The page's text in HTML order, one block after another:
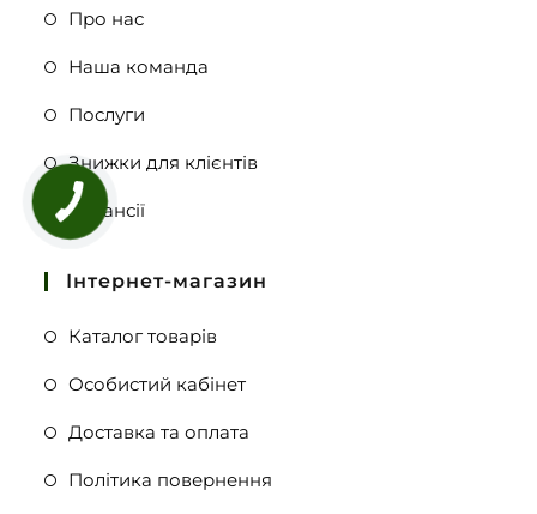
Про нас
Наша команда
Послуги
Знижки для клієнтів
Вакансії
Інтернет-магазин
Каталог товарів
Особистий кабінет
Доставка та оплата
Політика повернення